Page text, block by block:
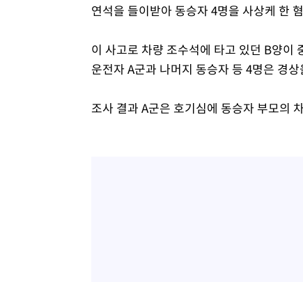
연석을 들이받아 동승자 4명을 사상케 한
이 사고로 차량 조수석에 타고 있던 B양이
운전자 A군과 나머지 동승자 등 4명은 경
조사 결과 A군은 호기심에 동승자 부모의